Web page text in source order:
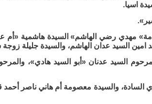
اسيا.
مهدي رضي الهاشم» السيدة هاشمية «أم
السيد عدان الهاشم، والسيدة جليلة زوجة
السيد عدنان «أبو السيد هادي»،
السادة، والسيدة معصومة أم هاني ناصر